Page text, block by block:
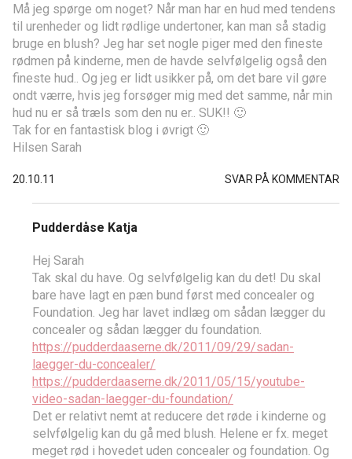
Må jeg spørge om noget? Når man har en hud med tendens
til urenheder og lidt rødlige undertoner, kan man så stadig
bruge en blush? Jeg har set nogle piger med den fineste
rødmen på kinderne, men de havde selvfølgelig også den
fineste hud.. Og jeg er lidt usikker på, om det bare vil gøre
ondt værre, hvis jeg forsøger mig med det samme, når min
hud nu er så træls som den nu er.. SUK!! 🙂
Tak for en fantastisk blog i øvrigt 🙂
Hilsen Sarah
20.10.11 SVAR PÅ KOMMENTAR
Pudderdåse Katja
Hej Sarah
Tak skal du have. Og selvfølgelig kan du det! Du skal
bare have lagt en pæn bund først med concealer og
Foundation. Jeg har lavet indlæg om sådan lægger du
concealer og sådan lægger du foundation.
https://pudderdaaserne.dk/2011/09/29/sadan-
laegger-du-concealer/
https://pudderdaaserne.dk/2011/05/15/youtube-
video-sadan-laegger-du-foundation/
Det er relativt nemt at reducere det røde i kinderne og
selvfølgelig kan du gå med blush. Helene er fx. meget
meget rød i hovedet uden concealer og foundation. Og